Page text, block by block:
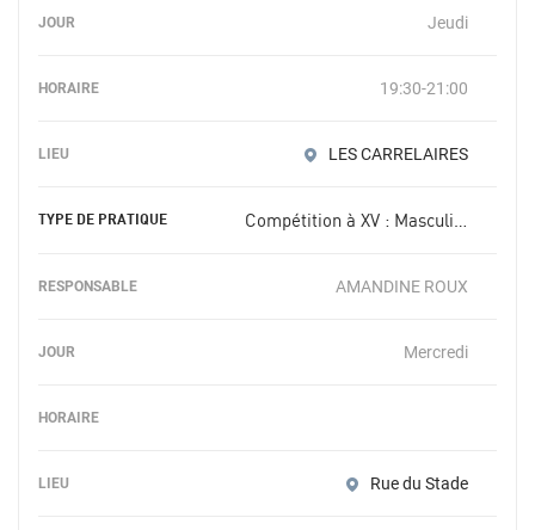
Jeudi
19:30-21:00
LES CARRELAIRES
Compétition à XV : Masculin -19 ans
AMANDINE ROUX
Mercredi
Rue du Stade